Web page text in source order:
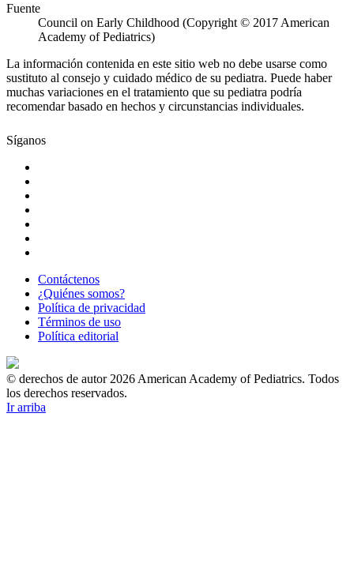
Fuente
Council on Early Childhood (Copyright © 2017 American
Academy of Pediatrics)
La información contenida en este sitio web no debe usarse como
sustituto al consejo y cuidado médico de su pediatra. Puede haber
muchas variaciones en el tratamiento que su pediatra podría
recomendar basado en hechos y circunstancias individuales.
Síganos
Contáctenos
¿Quiénes somos?
Política de privacidad
Términos de uso
Política editorial
© derechos de autor 2026 American Academy of Pediatrics. Todos
los derechos reservados.
Ir arriba